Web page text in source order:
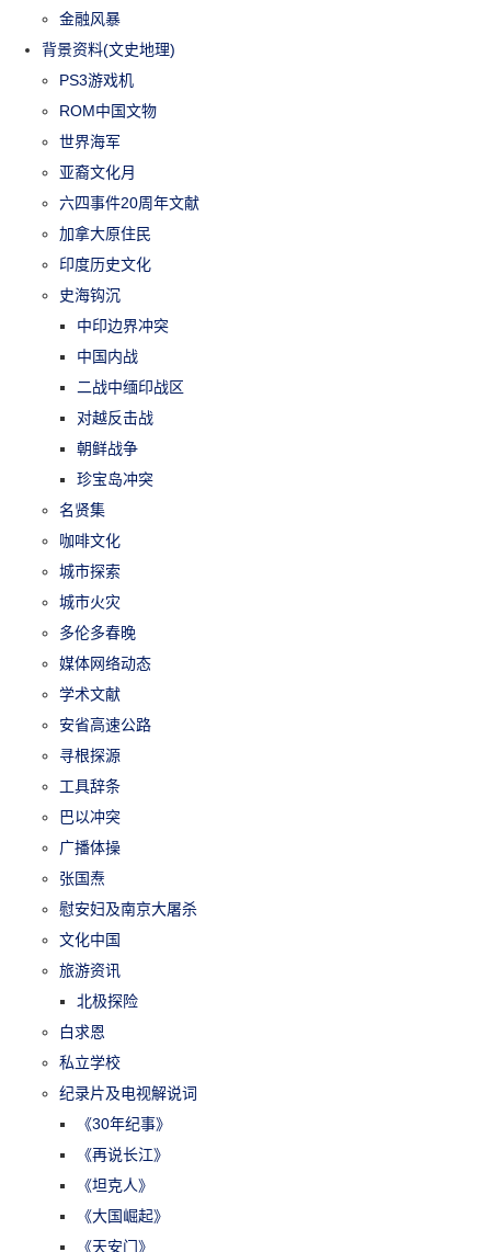
金融风暴
背景资料(文史地理)
PS3游戏机
ROM中国文物
世界海军
亚裔文化月
六四事件20周年文献
加拿大原住民
印度历史文化
史海钩沉
中印边界冲突
中国内战
二战中缅印战区
对越反击战
朝鲜战争
珍宝岛冲突
名贤集
咖啡文化
城市探索
城市火灾
多伦多春晚
媒体网络动态
学术文献
安省高速公路
寻根探源
工具辞条
巴以冲突
广播体操
张国焘
慰安妇及南京大屠杀
文化中国
旅游资讯
北极探险
白求恩
私立学校
纪录片及电视解说词
《30年纪事》
《再说长江》
《坦克人》
《大国崛起》
《天安门》